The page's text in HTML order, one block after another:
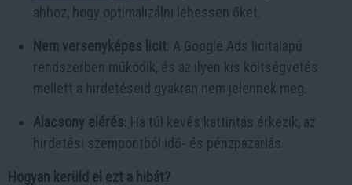
ahhoz, hogy optimalizálni lehessen őket.
Nem versenyképes licit : A Google Ads licitalapú
rendszerben működik, és az ilyen kis költségvetés
mellett a hirdetéseid gyakran nem jelennek meg.
Alacsony elérés : Ha túl kevés kattintás érkezik, az
hirdetési szempontból idő- és pénzpazarlás.
Hogyan kerüld el ezt a hibát?